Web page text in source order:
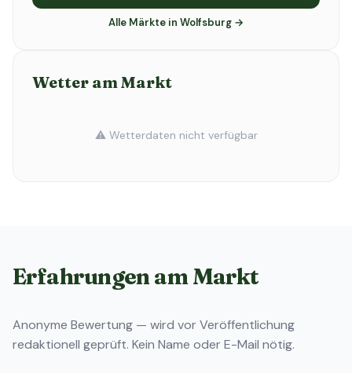
Alle Märkte in Wolfsburg →
Wetter am Markt
⚠️ Wetterdaten nicht verfügbar
Erfahrungen am Markt
Anonyme Bewertung — wird vor Veröffentlichung
redaktionell geprüft. Kein Name oder E-Mail nötig.